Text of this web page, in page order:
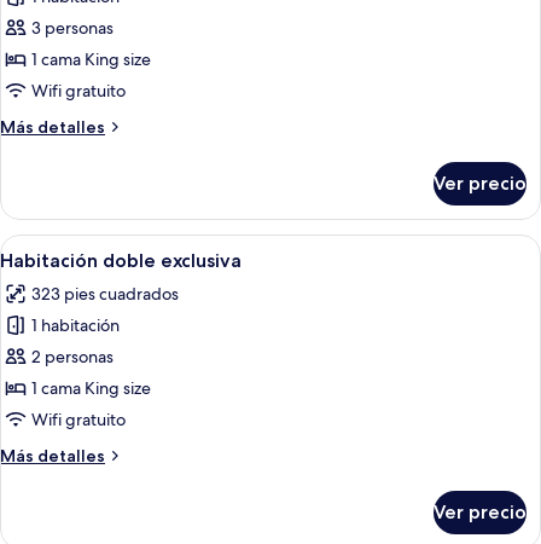
Habitación
superior
con
camas
3 personas
1 cama King size
Wifi gratuito
Más detalles
Más
superior
con
2
individuales
Ver precio
Abrir
todas
las
fotos
de
Habitación
doble
Habitación de hotel con una cama
3
Habitación doble exclusiva
323 pies cuadrados
1 habitación
2 personas
1 cama King size
Wifi gratuito
Más detalles
Más
Ver precio